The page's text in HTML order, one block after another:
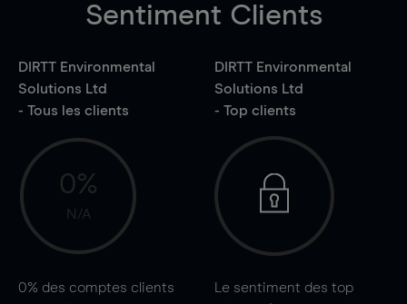
Sentiment Clients
DIRTT Environmental
Solutions Ltd
- Tous les clients
0%
N/A
0% des comptes clients
DIRTT Environmental
Solutions Ltd
- Top clients
Le sentiment des top